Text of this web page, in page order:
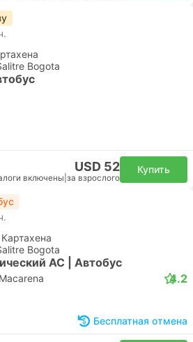
Bogota
USD 52
включены за взрослого
Купить
Bogota
AC | Автобус
4.2
Бесплатная отмена